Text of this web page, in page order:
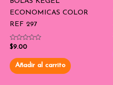
ECONOMICAS COLOR
REF 297
Valorado
de
5
$9.00
Añadir al carrito